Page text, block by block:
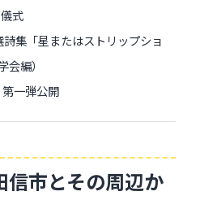
式
集「星またはストリップショ
編）
一弾公開
信市とその周辺か